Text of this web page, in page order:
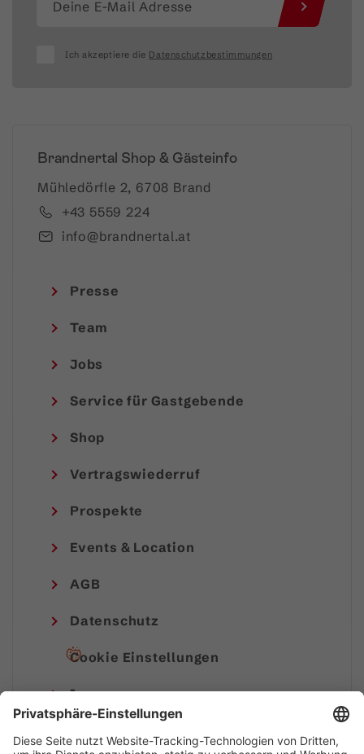
Ich akzeptiere die Datenschutzbestimmungen
Brandnertal Shop & Gästeinfo
Mühledörfle 2, 6708 Brand
+43 5559 224
info@brandnertal.at
Presse
Team
Jobs
Service für Gastgebende
Shop
Vertragswiederruf
Prospekte
Events & Location
AGB
Datenschutz
Cookie Einstellungen
Impressum